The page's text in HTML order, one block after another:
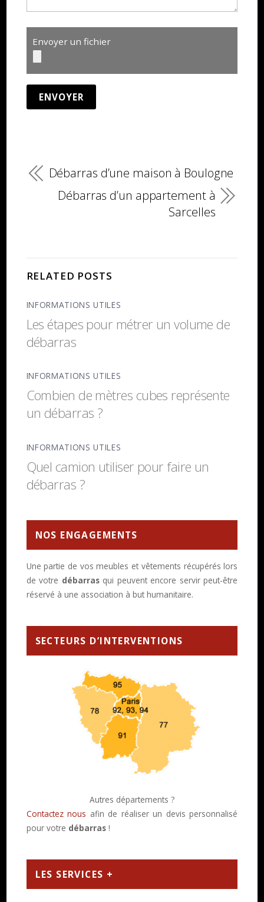
Envoyer un fichier
Débarras d’une maison à Boulogne
Débarras d’un appartement à
Sarcelles
RELATED POSTS
INFORMATIONS UTILES
Les étapes pour métrer un volume de
débarras
INFORMATIONS UTILES
Combien de mètres cubes représente
un débarras ?
INFORMATIONS UTILES
Quel camion utiliser pour faire un
débarras ?
NOS ENGAGEMENTS
Une partie de vos meubles et vêtements récupérés lors
de votre débarrasqui peuvent encore servir peut-être
réservé à une association à but humanitaire.
SECTEURS D’INTERVENTIONS
Autres départements ?
Contactez nous afin de réaliser un devis personnalisé
pour votre débarras!
LES SERVICES +